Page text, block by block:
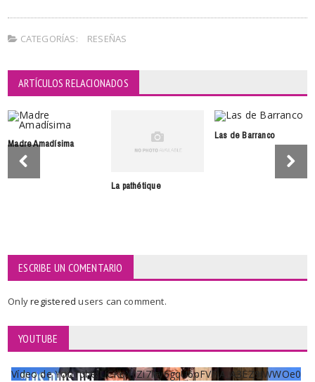
CATEGORÍAS: RESEÑAS
ARTÍCULOS RELACIONADOS
Madre Amadísima
La pathétique
Las de Barranco
ESCRIBE UN COMENTARIO
Onlyregisteredusers can comment.
YOUTUBE
Vídeo de YouTube UCKqYjiZi7lzy6gqU6pFVFiA_A3EZ9JWWOe0